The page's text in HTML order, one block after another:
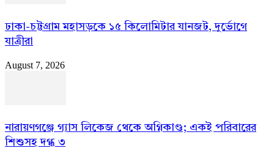
ঢাকা-চট্টগ্রাম মহাসড়কে ১৫ কিলোমিটার যানজট, দুর্ভোগে
যাত্রীরা
August 7, 2026
নারায়ণগঞ্জে গ্যাস লিকেজ থেকে অগ্নিকাণ্ড; একই পরিবারের
শিশুসহ দগ্ধ ৩